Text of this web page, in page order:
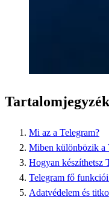
Tartalomjegyzék
Mi az a Telegram?
Miben különbözik a
Hogyan készíthetsz
Telegram fő funkciói
Adatvédelem és